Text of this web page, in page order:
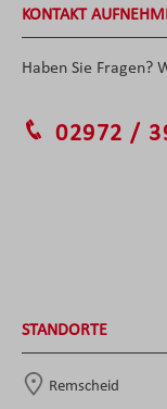
KONTAKT
Haben Sie Fragen?
02972 /
STANDORTE
Remscheid